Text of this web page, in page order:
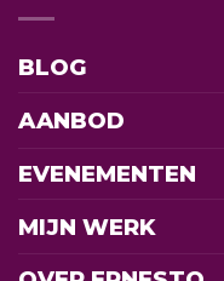
BLOG
AANBOD
EVENEMENTEN
MIJN WERK